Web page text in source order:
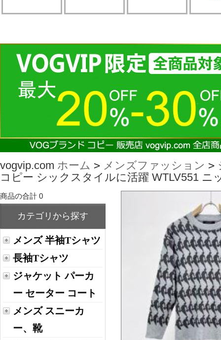
vogvip.com ホーム > メンズファッション >
コピー シックスタイルに活躍 WTLV551 ニ
商品の合計 0
カテゴリから探す
メンズ 半袖Tシャツ
長袖Tシャツ
ジャケット パーカ
ー セーター コート
メンズ スニーカ
ー、靴